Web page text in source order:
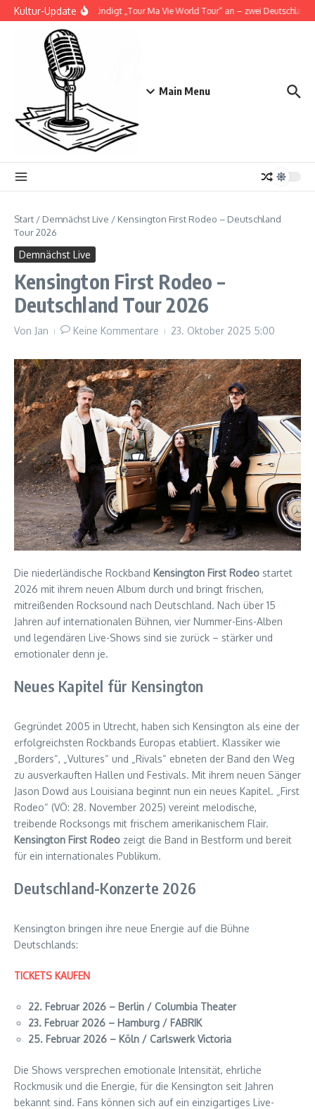
Zum Inhalt springen
Kultur-UpdateDoja Cat kündigt „Tour Ma Vie World Tour“ an – zwei
Main Menu
Start / Demnächst Live / Kensington First Rodeo – Deutschland
Tour 2026
Demnächst Live
Kensington First Rodeo –
Deutschland Tour 2026
Von Jan Keine Kommentare 23. Oktober 2025 5:00
Die niederländische Rockband Kensington First Rodeo startet
2026 mit ihrem neuen Album durch und bringt frischen,
mitreißenden Rocksound nach Deutschland. Nach über 15
Jahren auf internationalen Bühnen, vier Nummer-Eins-Alben
und legendären Live-Shows sind sie zurück – stärker und
emotionaler denn je.
Neues Kapitel für Kensington
Gegründet 2005 in Utrecht, haben sich Kensington als eine der
erfolgreichsten Rockbands Europas etabliert. Klassiker wie
„Borders“, „Vultures“ und „Rivals“ ebneten der Band den Weg
zu ausverkauften Hallen und Festivals. Mit ihrem neuen Sänger
Jason Dowd aus Louisiana beginnt nun ein neues Kapitel. „First
Rodeo“ (VÖ: 28. November 2025) vereint melodische,
treibende Rocksongs mit frischem amerikanischem Flair.
Kensington First Rodeo zeigt die Band in Bestform und bereit
für ein internationales Publikum.
Deutschland-Konzerte 2026
Kensington bringen ihre neue Energie auf die Bühne
Deutschlands:
TICKETS KAUFEN
22. Februar 2026 – Berlin / Columbia Theater
23. Februar 2026 – Hamburg / FABRIK
25. Februar 2026 – Köln / Carlswerk Victoria
Die Shows versprechen emotionale Intensität, ehrliche
Rockmusik und die Energie, für die Kensington seit Jahren
bekannt sind. Fans können sich auf ein einzigartiges Live-